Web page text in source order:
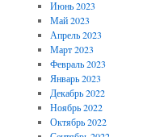
Июнь 2023
Май 2023
Апрель 2023
Март 2023
Февраль 2023
Январь 2023
Декабрь 2022
Ноябрь 2022
Октябрь 2022